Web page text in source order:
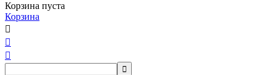
Корзина пуста
Корзина



